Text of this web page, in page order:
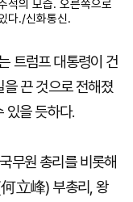
석의 모습. 오른쪽으로
다./신화통신.
트럼프 대통령이 건
끈 것으로 전해졌
있을 듯하다.
무원 총리를 비롯해
立峰) 부총리, 왕